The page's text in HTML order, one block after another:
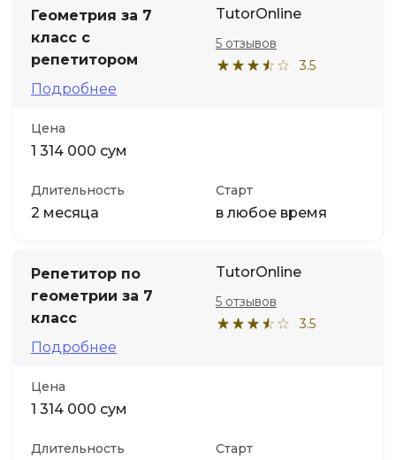
Геометрия за 7
класс с
репетитором
Подробнее
TutorOnline
3.5
5 отзывов
Цена
1 314 000 сум
Длительность
2 месяца
Старт
в любое время
Репетитор по
геометрии за 7
класс
Подробнее
TutorOnline
3.5
5 отзывов
Цена
1 314 000 сум
Длительность Старт